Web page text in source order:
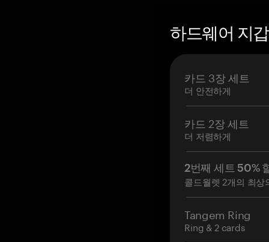
하드웨어 지
카드 3장 세트
더 안전하게
카드 2장 세트
더 저렴하게
2번째 세트 50%
콜드월렛 2개의 최상
Tangem Ring
Ring & 2 cards